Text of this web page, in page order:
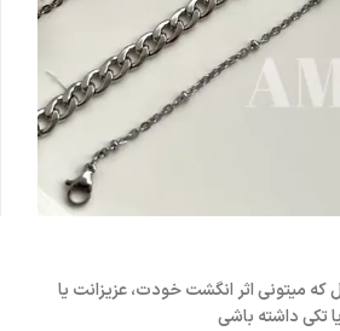
که میتونی اثر انگشت خودت، عزیزانت یا
تکی داشته باشی